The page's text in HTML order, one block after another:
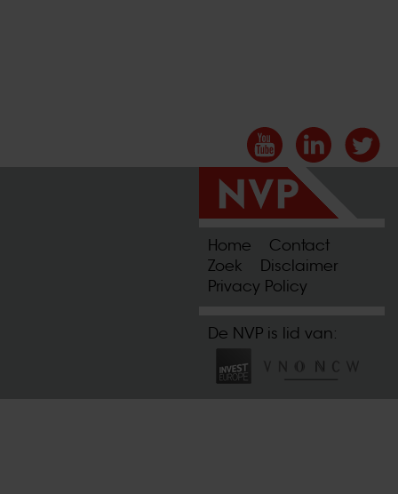
Home
Contact
Zoek
Disclaimer
Privacy Policy
De NVP is lid van: